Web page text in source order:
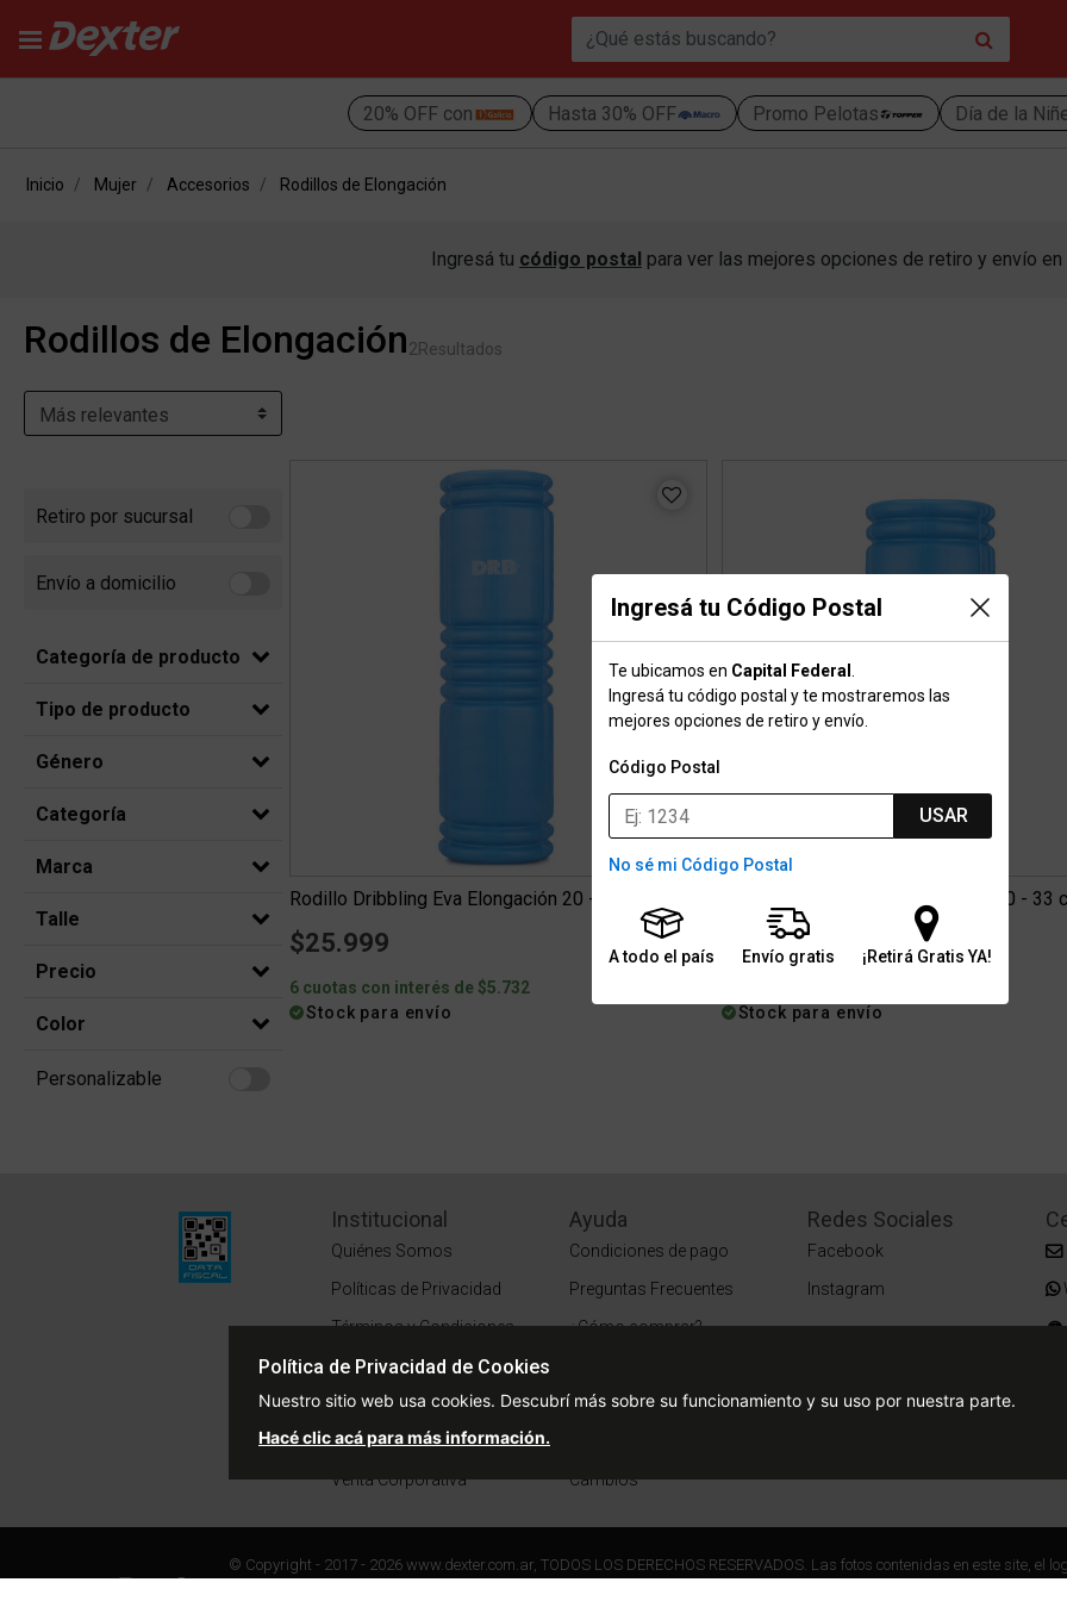
20% OFF con Hasta 30% OFF Promo Pelotas Día de la
Ingresá tu Código Postal
Te ubicamos en Capital Federal
Ingresá tu código postal y te mostraremos las
mejores opciones de retiro y envío.
Código Postal
USAR
No sé mi Código Postal
A todo el país Envío gratis ¡Retirá Gratis YA!
Inicio Mujer Accesorios Rodillos de Elongación
Ingresá tu código postal para ver las mejores opciones de retiro y envío en
Rodillos de Elongación2Resultados
Retiro por sucursal
Refine by Retiro por sucursal: Retiro por sucursal
Envío a domicilio
Refine by Envío a domicilio: Envio a domicilio
Categoría de producto
Tipo de producto
Género
Categoría
Marca
Talle
Precio
Color
Personalizable
Refine by Personalizable: Personalizable
Rodillo Dribbling Eva Elongación 20 - 45 cm.
$25.999
6 cuotas con interés de $5.732
Stock para envío
Rodillo Dribbling Eva Elongación 20 - 33
$20.999
Stock para envío
Institucional
Quiénes Somos
Políticas de Privacidad
Términos y Condiciones
Sustentabilidad
Defensa del Consumidor
Trabajá con Nosotros
Venta Corporativa
Ayuda
Condiciones de pago
Preguntas Frecuentes
¿Cómo comprar?
Sucursales
Cambios
Redes Sociales
Facebook
Instagram
© Copyright - 2017 - 2026 www.dexter.com.ar, TODOS LOS DERECHOS RESERVADOS. Las fotos contenidas en este site, el
Política de Privacidad de Cookies
Nuestro sitio web usa cookies. Descubrí más sobre su funcionamiento y su uso por nuestra parte.
Hacé clic acá para más información.